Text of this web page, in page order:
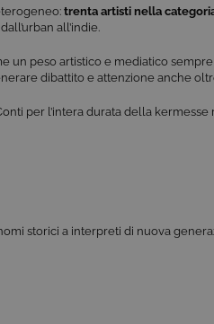
trenta artisti nella
all’indie.
un peso artistico e mediatico
dibattito e attenzione anche
per l’intera durata della
storici a interpreti di nuova